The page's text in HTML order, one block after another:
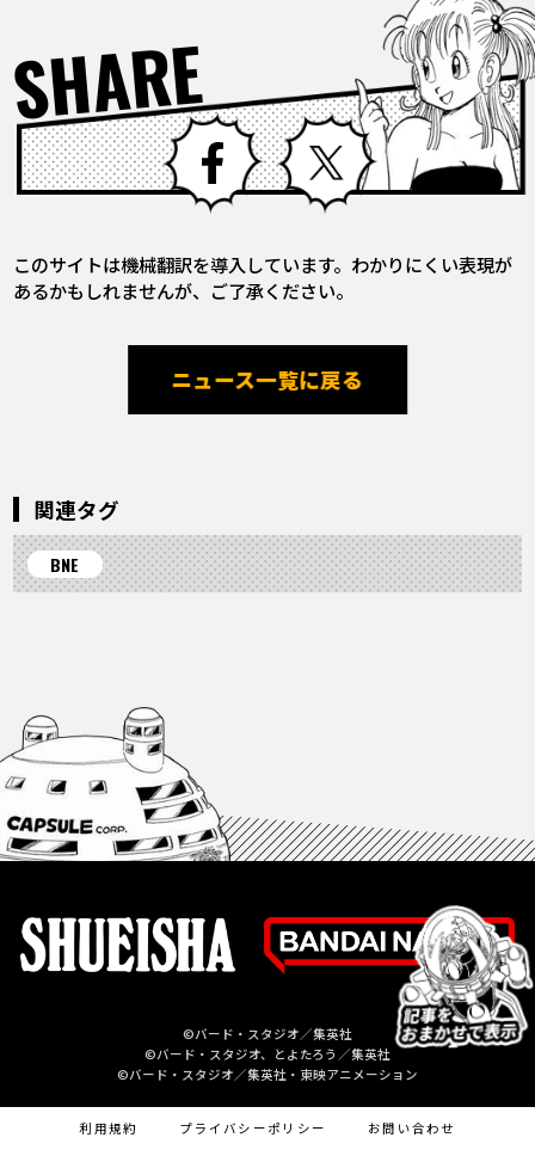
SHARE Facebook X
このサイトは機械翻訳を導入しています。わかりにくい表現が
あるかもしれませんが、ご了承ください。
ニュース一覧に戻る
関連タグ
BNE
©バード・スタジオ／集英社
©バード・スタジオ、とよたろう／集英社
©バード・スタジオ／集英社・東映アニメーション
利用規約 プライバシーポリシー お問い合わせ